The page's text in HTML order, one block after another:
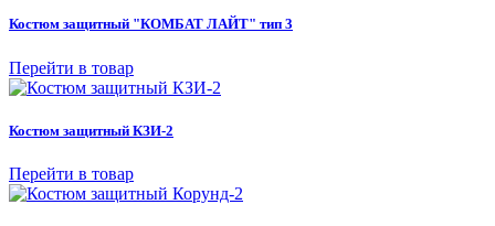
Костюм защитный "КОМБАТ ЛАЙТ" тип 3
Перейти в товар
Костюм защитный КЗИ-2
Перейти в товар